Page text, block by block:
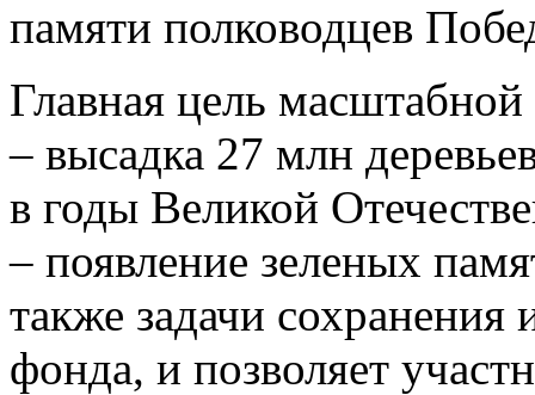
памяти полководцев
Главная цель
– высадка 27 млн
в годы Великой
– появление зеленых
также задачи сохранения
фонда, и позволяет